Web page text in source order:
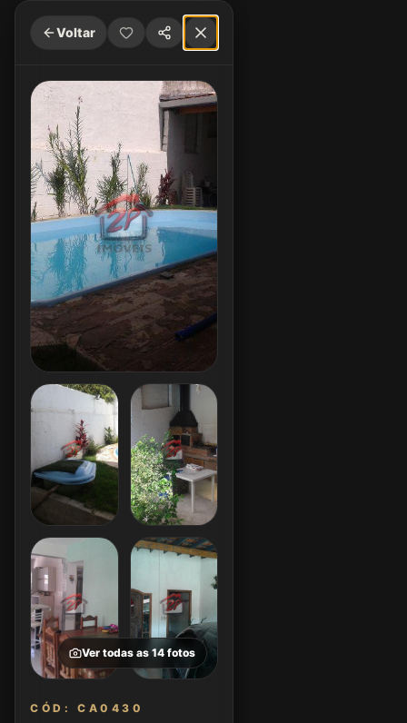
Voltar
Ver todas as 14 fotos
CÓD: CA0430